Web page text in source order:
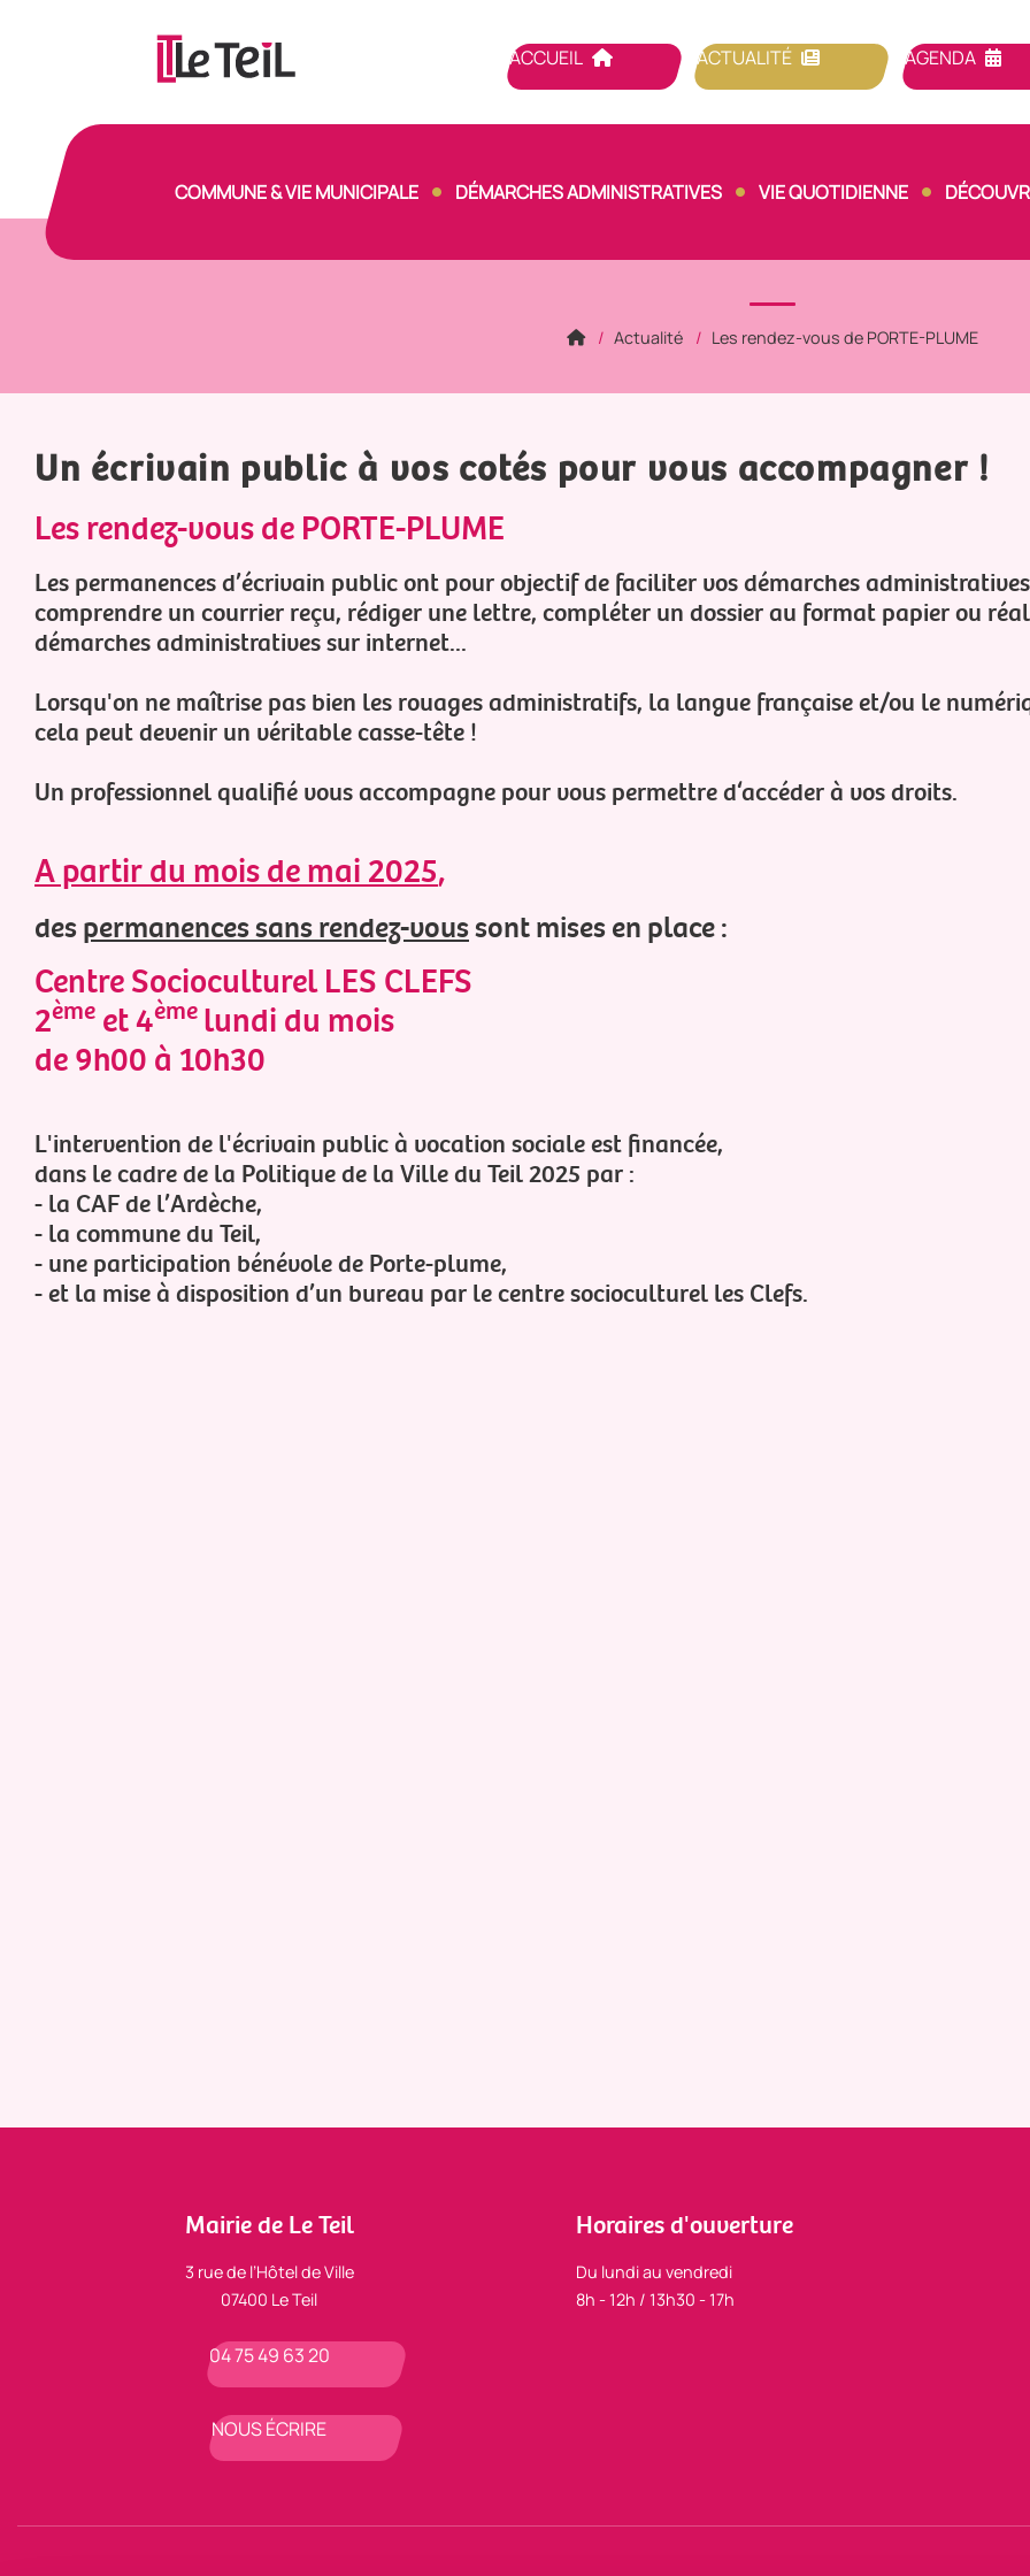
ACCUEIL ACTUALITÉ AGENDA
COMMUNE & VIE MUNICIPALE DÉMARCHES ADMINISTRATIVES VIE QUOTIDIENNE
Actualité Les rendez-vous de PORTE-PLUME
Un écrivain public à vos cotés pour vous accompagner !
Les rendez-vous de PORTE-PLUME
Les permanences d’écrivain public ont pour objectif de faciliter vos démarches
comprendre un courrier reçu, rédiger une lettre, compléter un dossier au format papier ou
démarches administratives sur internet...
Lorsqu'on ne maîtrise pas bien les rouages administratifs, la langue française et/ou le
cela peut devenir un véritable casse-tête !
Un professionnel qualifié vous accompagne pour vous permettre d‘accéder à vos droits.
A partir du mois de mai 2025,
despermanences sans rendez-voussont mises en place :
Centre Socioculturel LES CLEFS
2ème et 4ème lundi du mois
de 9h00 à 10h30
L'intervention de l'écrivain public à vocation sociale est financée,
dans le cadre de la Politique de la Ville du Teil 2025 par :
- la CAF de l’Ardèche,
- la commune du Teil,
- une participation bénévole de Porte-plume,
- et la mise à disposition d’un bureau par le centre socioculturel les Clefs.
Mairie de Le Teil
3 rue de l’Hôtel de Ville
07400 Le Teil
04 75 49 63 20
NOUS ÉCRIRE
Horaires d'ouverture
Du lundi au vendredi
8h - 12h / 13h30 - 17h